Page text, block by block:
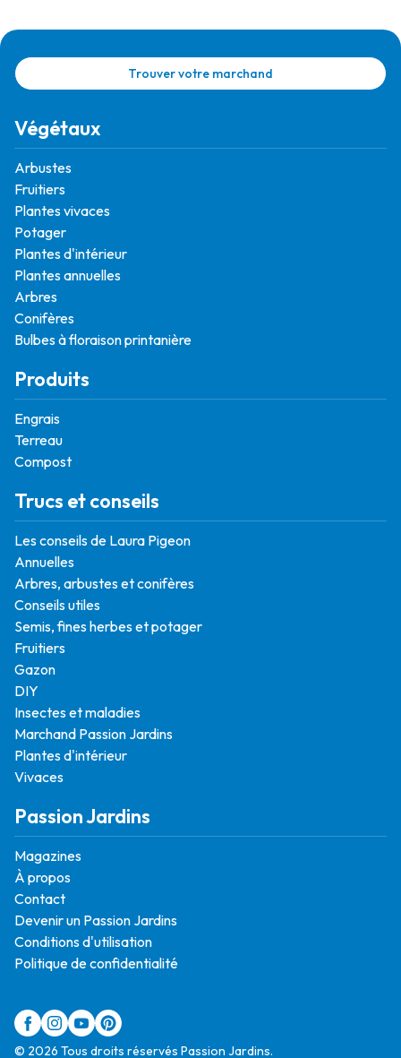
Trouver votre marchand
Végétaux
Arbustes
Fruitiers
Plantes vivaces
Potager
Plantes d'intérieur
Plantes annuelles
Arbres
Conifères
Bulbes à floraison printanière
Produits
Engrais
Terreau
Compost
Trucs et conseils
Les conseils de Laura Pigeon
Annuelles
Arbres, arbustes et conifères
Conseils utiles
Semis, fines herbes et potager
Fruitiers
Gazon
DIY
Insectes et maladies
Marchand Passion Jardins
Plantes d'intérieur
Vivaces
Passion Jardins
Magazines
À propos
Contact
Devenir un Passion Jardins
Conditions d'utilisation
Politique de confidentialité
© 2026 Tous droits réservés Passion Jardins.